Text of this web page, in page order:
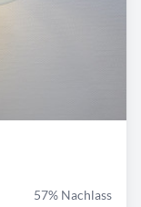
57% Nachlass